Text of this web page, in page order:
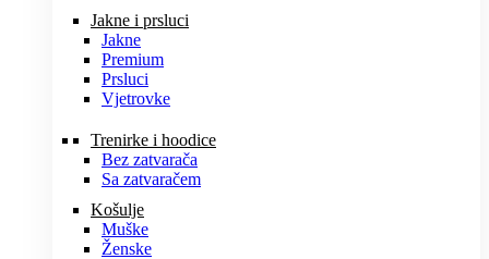
Jakne i prsluci
Jakne
Premium
Prsluci
Vjetrovke
Trenirke i hoodice
Bez zatvarača
Sa zatvaračem
Košulje
Muške
Ženske